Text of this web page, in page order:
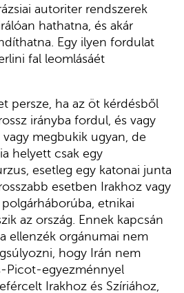
autoriter rendszerek
hathatna, és akár
Egy ilyen fordulat
fal leomlásáét
persze, ha az öt kérdésből
irányba fordul, és vagy
megbukik ugyan, de
helyett csak egy
esetleg egy katonai junta
esetben Irakhoz vagy
etnikai
az ország. Ennek kapcsán
ellenzék orgánumai nem
hogy Irán nem
Picot-egyezménnyel
Irakhoz és Szíriához,